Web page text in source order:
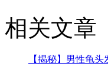
相关文章
【揭秘】男性龟